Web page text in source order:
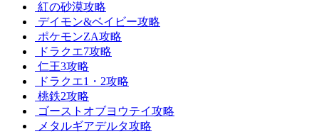
紅の砂漠攻略
デイモン&ベイビー攻略
ポケモンZA攻略
ドラクエ7攻略
仁王3攻略
ドラクエ1・2攻略
桃鉄2攻略
ゴーストオブヨウテイ攻略
メタルギアデルタ攻略